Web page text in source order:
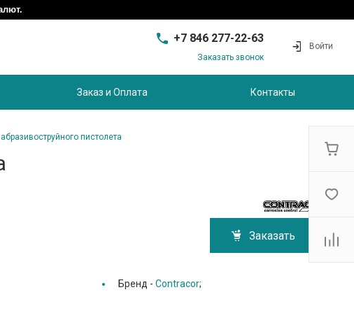
+7 846 277-22-63
+7 846 277-22-63
Совхозный, д.28, этаж 3
Заказать звонок
Войти
Заказ и Оплата Контакты
пистолета
Заказать
Бренд -Contracor;